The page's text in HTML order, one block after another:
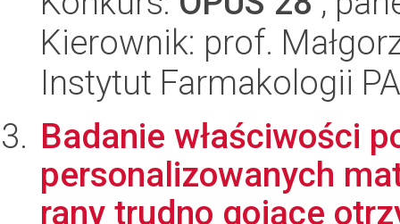
Kierownik: prof.
Instytut Farmakologii
Badanie właściwości
personalizowanych
rany trudno gojące